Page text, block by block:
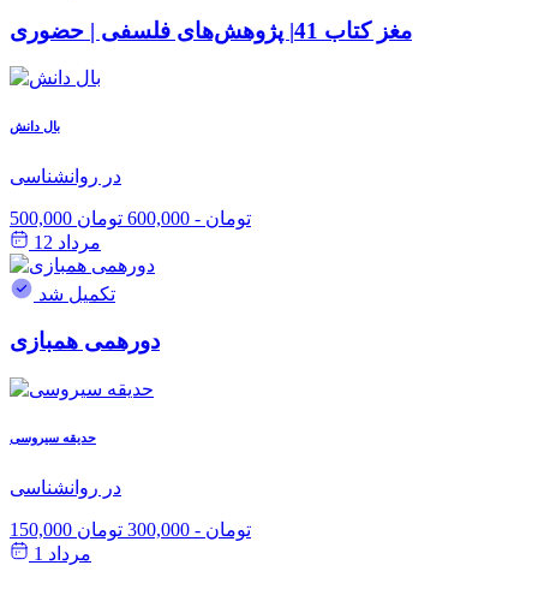
مغز کتاب 41| پژوهش‌های فلسفی | حضوری
بال دانش
در روانشناسی
500,000 تومان - 600,000 تومان
مرداد 12
تکمیل شد
دورهمی همبازی
حدیقه سیروسی
در روانشناسی
150,000 تومان - 300,000 تومان
مرداد 1